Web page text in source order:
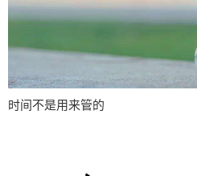
时间不是用来管的